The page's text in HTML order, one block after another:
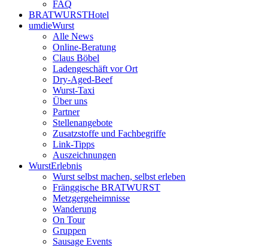
FAQ
BRATWURSTHotel
umdieWurst
Alle News
Online-Beratung
Claus Böbel
Ladengeschäft vor Ort
Dry-Aged-Beef
Wurst-Taxi
Über uns
Partner
Stellenangebote
Zusatzstoffe und Fachbegriffe
Link-Tipps
Auszeichnungen
WurstErlebnis
Wurst selbst machen, selbst erleben
Fränggische BRATWURST
Metzgergeheimnisse
Wanderung
On Tour
Gruppen
Sausage Events